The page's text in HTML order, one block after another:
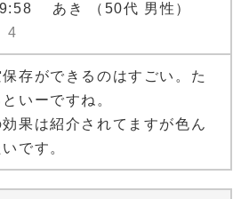
あき （50代 男性）
4
存ができるのはすごい。た
いーですね。
果は紹介されてますが色ん
です。